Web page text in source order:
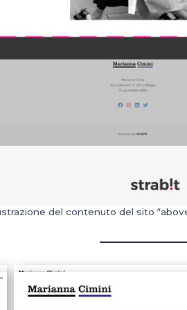
del contenuto del sito